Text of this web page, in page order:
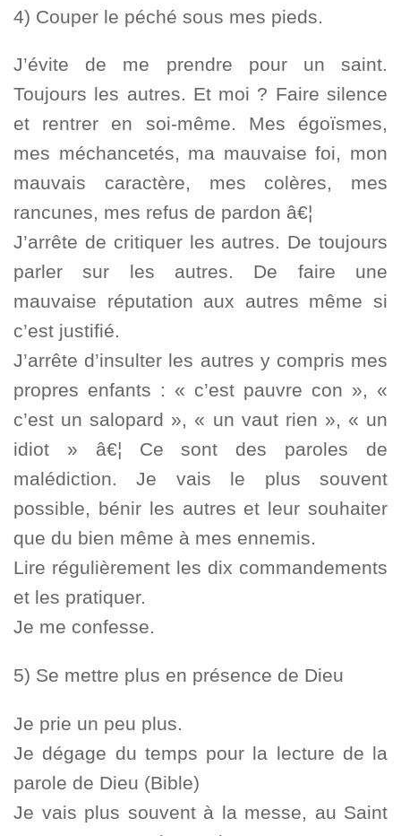
4) Couper le péché sous mes pieds.
J’évite de me prendre pour un saint.
Toujours les autres. Et moi ? Faire silence
et rentrer en soi-même. Mes égoïsmes,
mes méchancetés, ma mauvaise foi, mon
mauvais caractère, mes colères, mes
rancunes, mes refus de pardon â€¦
J’arrête de critiquer les autres. De toujours
parler sur les autres. De faire une
mauvaise réputation aux autres même si
c’est justifié.
J’arrête d’insulter les autres y compris mes
propres enfants : « c’est pauvre con », «
c’est un salopard », « un vaut rien », « un
idiot » â€¦ Ce sont des paroles de
malédiction. Je vais le plus souvent
possible, bénir les autres et leur souhaiter
que du bien même à mes ennemis.
Lire régulièrement les dix commandements
et les pratiquer.
Je me confesse.
5) Se mettre plus en présence de Dieu
Je prie un peu plus.
Je dégage du temps pour la lecture de la
parole de Dieu (Bible)
Je vais plus souvent à la messe, au Saint